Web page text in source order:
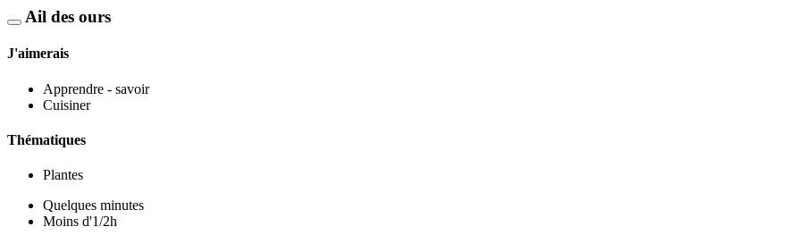
Ail des ours
J'aimerais
Apprendre - savoir
Cuisiner
Thématiques
Plantes
Quelques minutes
Moins d'1/2h